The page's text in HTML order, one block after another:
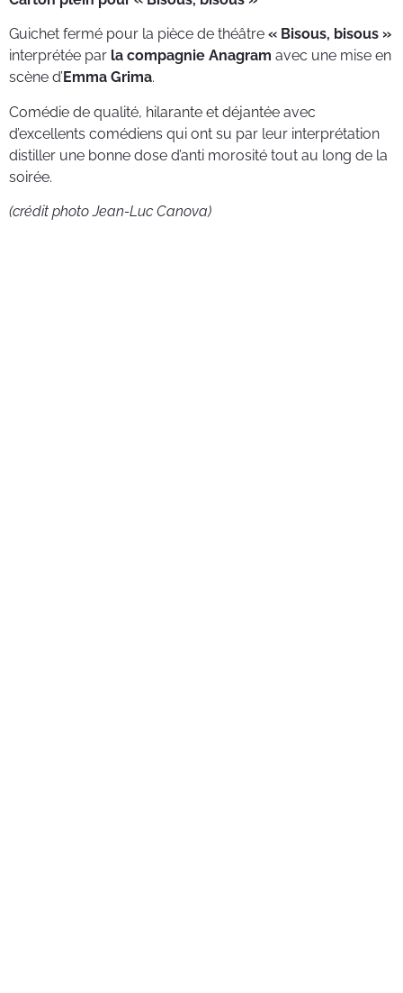
Guichet fermé pour la pièce de théâtre « Bisous, bisous »
interprétée par la compagnie Anagram avec une mise en
scène d’ Emma Grima.
Comédie de qualité, hilarante et déjantée avec
d’excellents comédiens qui ont su par leur interprétation
distiller une bonne dose d’anti morosité tout au long de la
soirée.
(crédit photo Jean-Luc Canova)